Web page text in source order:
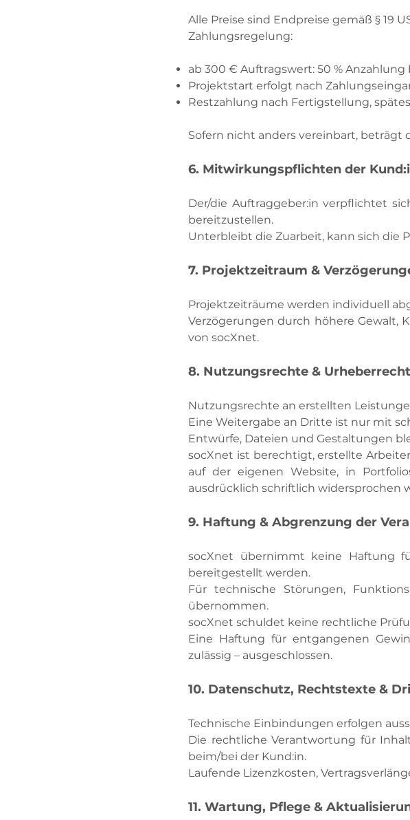
Alle Preise sind Endpreise gemäß § 19
Zahlungsregelung:
ab 300 € Auftragswert: 50 %
Projektstart erfolgt nach
Restzahlung nach Fertigstellung,
Sofern nicht anders vereinbart, beträgt
6. Mitwirkungspflichten der
Der/die Auftraggeber:in verpflichtet
bereitzustellen.
Unterbleibt die Zuarbeit, kann sich die
7. Projektzeitraum &
Projektzeiträume werden individuell
Verzögerungen durch höhere Gewalt,
von socXnet.
8. Nutzungsrechte & Urheberrecht
Nutzungsrechte an erstellten
Eine Weitergabe an Dritte ist nur mit
Entwürfe, Dateien und Gestaltungen
socXnet ist berechtigt, erstellte
auf der eigenen Website, in
ausdrücklich schriftlich widersprochen
9. Haftung & Abgrenzung der
socXnet übernimmt keine Haftung
bereitgestellt werden.
Für technische Störungen,
übernommen.
socXnet schuldet keine rechtliche
Eine Haftung für entgangenen
zulässig – ausgeschlossen.
10. Datenschutz, Rechtstexte &
Technische Einbindungen erfolgen
Die rechtliche Verantwortung für
beim/bei der Kund:in.
Laufende Lizenzkosten,
11. Wartung, Pflege &